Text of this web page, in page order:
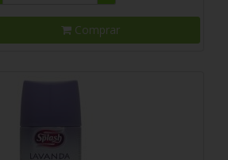
Comprar